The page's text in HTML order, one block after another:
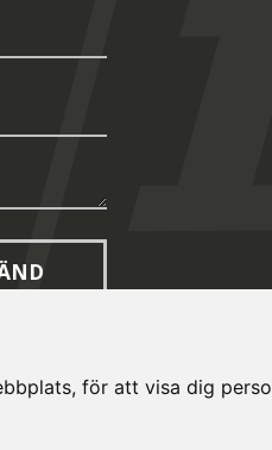
för att visa dig